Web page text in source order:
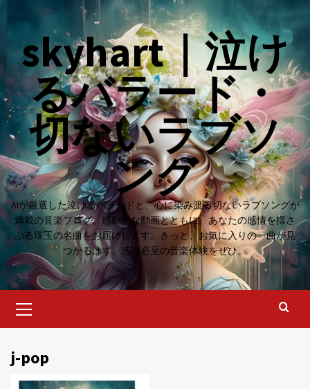
contentskyhart｜泣け
るバラード・
切ないラブソ
ング
AIが厳選した泣けるバラードと、心に染み渡る切ないラブソングが
満載の音楽ブログ。感動的な動画とともに、あなたの感情を揺さ
ぶる珠玉の名曲をお届けします。きっと、お気に入りの一曲が見
つかるはず。感涙必至の音楽体験をぜひ。
Menu
j-pop